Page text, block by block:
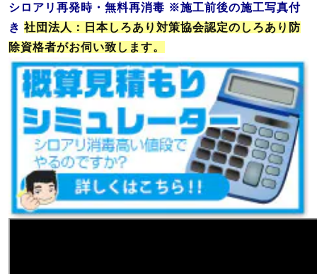
シロアリ再発時・無料再消毒 ※施工前後の施工写真付
き 社団法人：日本しろあり対策協会認定のしろあり防
除資格者がお伺い致します。